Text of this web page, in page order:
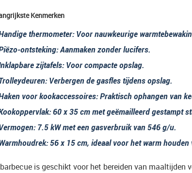
Kenmerken
thermometer: Voor nauwkeurige
ontsteking: Aanmaken zonder lucifers.
zijtafels: Voor compacte opslag.
: Verbergen de gasfles tijdens opslag.
voor kookaccessoires: Praktisch ophangen van
: 60 x 35 cm met geëmailleerd gestampt
: 7.5 kW met een gasverbruik van 546 g/u.
: 56 x 15 cm, ideaal voor het warm houden
is geschikt voor het bereiden van maaltijden